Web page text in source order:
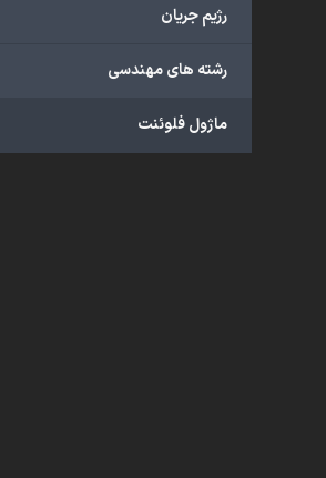
رژیم جریان
رشته های مهندسی
ماژول فلوئنت